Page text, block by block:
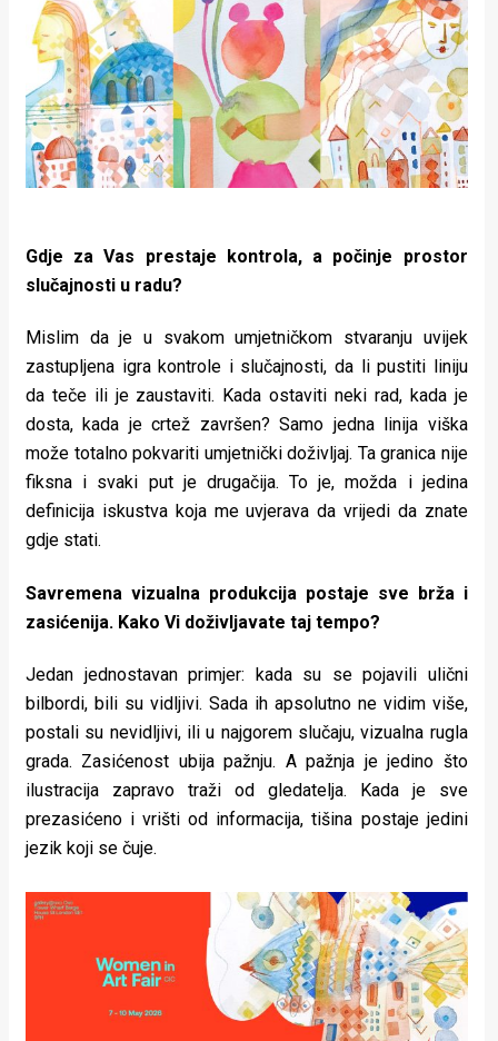
Gdje za Vas prestaje kontrola, a počinje prostor
slučajnosti u radu?
Mislim da je u svakom umjetničkom stvaranju uvijek
zastupljena igra kontrole i slučajnosti, da li pustiti liniju
da teče ili je zaustaviti. Kada ostaviti neki rad, kada je
dosta, kada je crtež završen? Samo jedna linija viška
može totalno pokvariti umjetnički doživljaj. Ta granica nije
fiksna i svaki put je drugačija. To je, možda i jedina
definicija iskustva koja me uvjerava da vrijedi da znate
gdje stati.
Savremena vizualna produkcija postaje sve brža i
zasićenija. Kako Vi doživljavate taj tempo?
Jedan jednostavan primjer: kada su se pojavili ulični
bilbordi, bili su vidljivi. Sada ih apsolutno ne vidim više,
postali su nevidljivi, ili u najgorem slučaju, vizualna rugla
grada. Zasićenost ubija pažnju. A pažnja je jedino što
ilustracija zapravo traži od gledatelja. Kada je sve
prezasićeno i vrišti od informacija, tišina postaje jedini
jezik koji se čuje.